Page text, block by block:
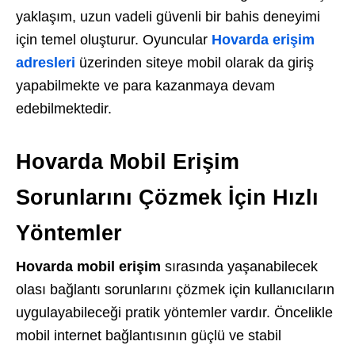
yaklaşım, uzun vadeli güvenli bir bahis deneyimi
için temel oluşturur. Oyuncular Hovarda erişim
adresleri üzerinden siteye mobil olarak da giriş
yapabilmekte ve para kazanmaya devam
edebilmektedir.
Hovarda Mobil Erişim
Sorunlarını Çözmek İçin Hızlı
Yöntemler
Hovarda mobil erişim sırasında yaşanabilecek
olası bağlantı sorunlarını çözmek için kullanıcıların
uygulayabileceği pratik yöntemler vardır. Öncelikle
mobil internet bağlantısının güçlü ve stabil